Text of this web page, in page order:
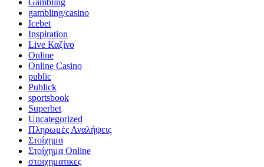
gambling/casino
Icebet
Inspiration
Live Καζίνο
Online
Online Casino
public
Publick
sportsbook
Superbet
Uncategorized
Πληρωμές Αναλήψεις
Στοίχημα
Στοίχημα Online
στοιχηματικες